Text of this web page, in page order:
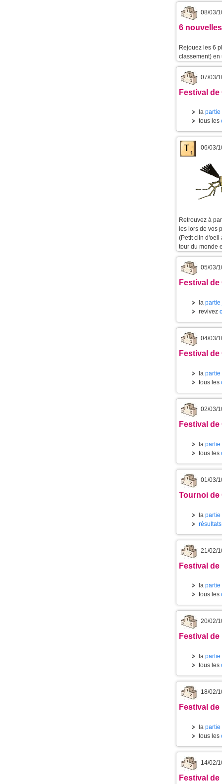
08/03/
6
Rejouez les 6
classement)
07/03/
Festival
la partie
tous les
06/03/
Retrouvez à
les lors de vos
(Petit clin d'oeil
tour du monde
05/03/
Festival
la partie
revivez
04/03/
Festival de
la partie
tous les
02/03/
Festival
la partie
tous les
01/03/
Tournoi de
la partie
21/02/
Festival
la partie
tous les
20/02/
Festival de
la partie
tous les
18/02/
Festival
la partie
tous les
14/02/
Festival